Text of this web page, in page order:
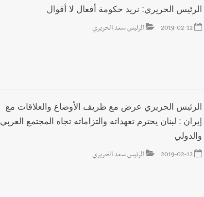
الرئيس الحريري: نريد حكومة أفعال لا أقوال
2019-02-12 الرئيس سعد الحريري
الرئيس الحريري عرض مع ظريف الأوضاع والعلاقات مع
إيران : لبنان يحترم تعهداته والتزاماته تجاه المجتمع العربي
والدولي
2019-02-12 الرئيس سعد الحريري